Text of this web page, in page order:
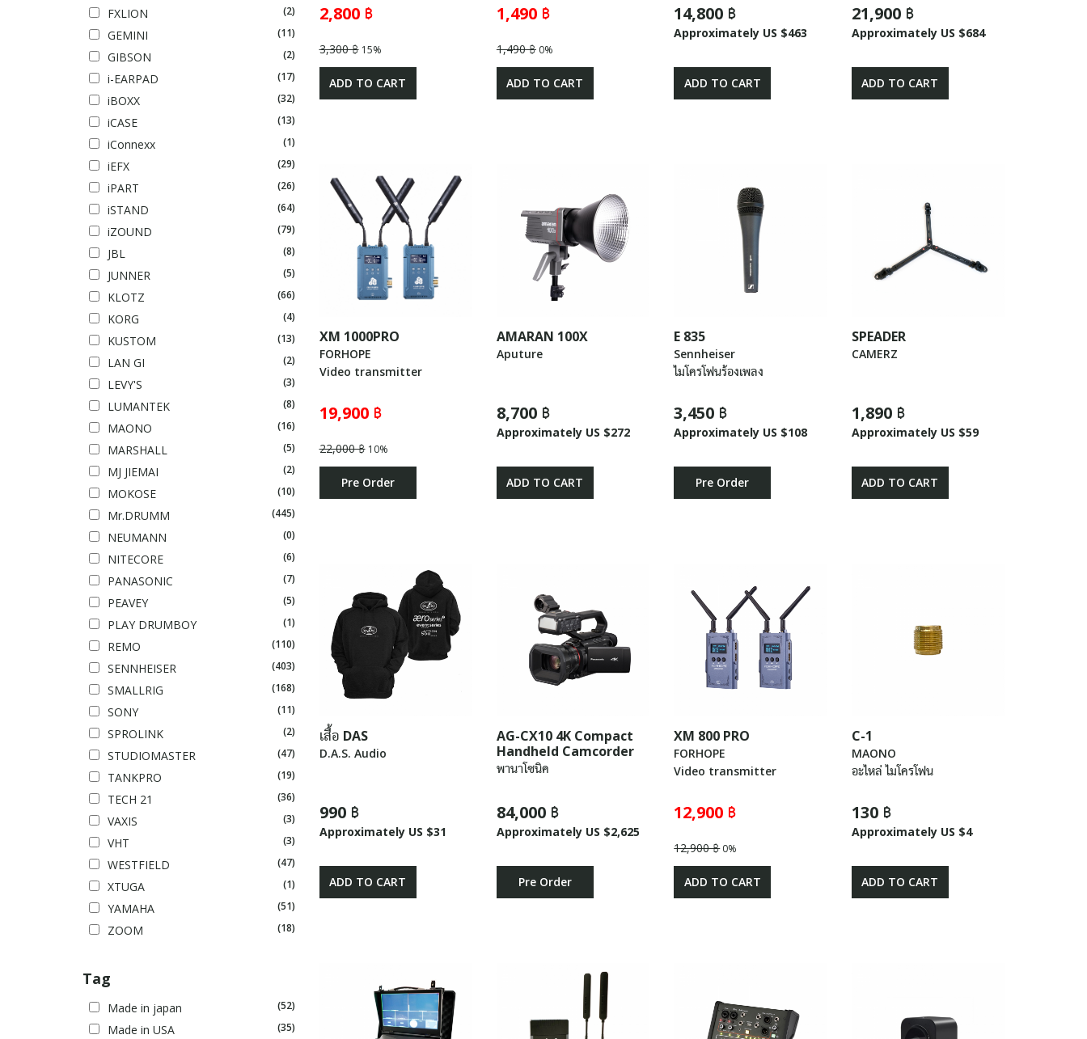
FXLION (2)
GEMINI (11)
GIBSON (2)
i-EARPAD (17)
iBOXX (32)
iCASE (13)
iConnexx (1)
iEFX (29)
iPART (26)
iSTAND (64)
iZOUND (79)
JBL (8)
JUNNER (5)
KLOTZ (66)
KORG (4)
KUSTOM (13)
LAN GI (2)
LEVY'S (3)
LUMANTEK (8)
MAONO (16)
MARSHALL (5)
MJ JIEMAI (2)
MOKOSE (10)
Mr.DRUMM (445)
NEUMANN (0)
NITECORE (6)
PANASONIC (7)
PEAVEY (5)
PLAY DRUMBOY (1)
REMO (110)
SENNHEISER (403)
SMALLRIG (168)
SONY (11)
SPROLINK (2)
STUDIOMASTER (47)
TANKPRO (19)
TECH 21 (36)
VAXIS (3)
VHT (3)
WESTFIELD (47)
XTUGA (1)
YAMAHA (51)
ZOOM (18)
Tag
Made in japan (52)
Made in USA (35)
2,800 ฿
3,300 ฿15%
ADD TO CART
1,490 ฿
1,490 ฿0%
ADD TO CART
14,800 ฿
Approximately US $463
ADD TO CART
21,900 ฿
Approximately US $684
ADD TO CART
XM 1000PRO
FORHOPE
Video transmitter
19,900 ฿
22,000 ฿10%
Pre Order
AMARAN 100X
Aputure
8,700 ฿
Approximately US $272
ADD TO CART
E 835
Sennheiser
ไมโครโฟนร้องเพลง
3,450 ฿
Approximately US $108
Pre Order
SPEADER
CAMERZ
1,890 ฿
Approximately US $59
ADD TO CART
เสื้อ DAS
D.A.S. Audio
990 ฿
Approximately US $31
ADD TO CART
AG-CX10 4K Compact
Handheld Camcorder
พานาโซนิค
84,000 ฿
Approximately US $2,625
Pre Order
XM 800 PRO
FORHOPE
Video transmitter
12,900 ฿
12,900 ฿0%
ADD TO CART
C-1
MAONO
อะไหล่ ไมโครโฟน
130 ฿
Approximately US $4
ADD TO CART